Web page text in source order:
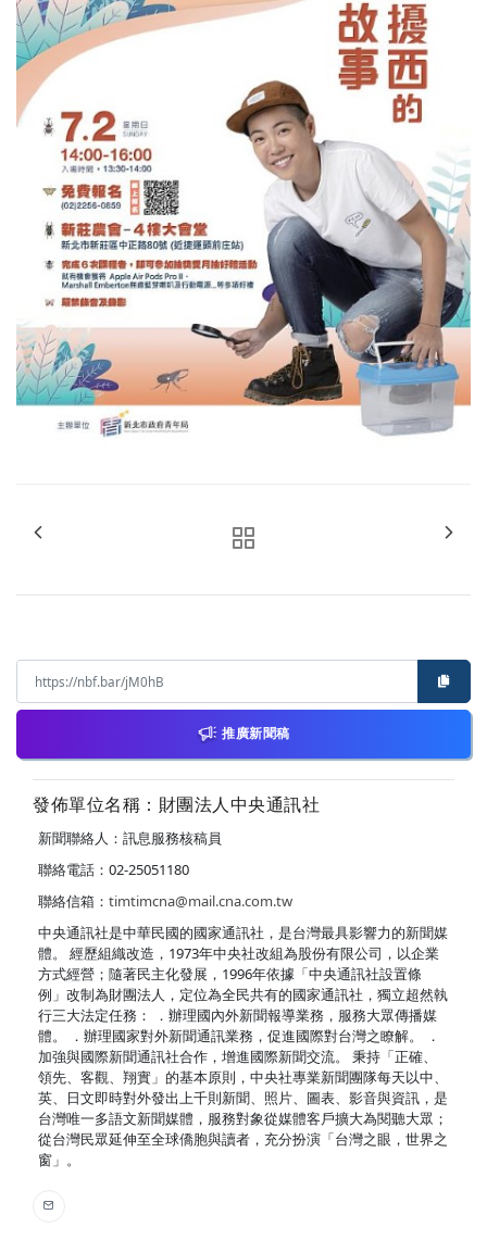
推廣新聞稿
發佈單位名稱：財團法人中央通訊社
新聞聯絡人：訊息服務核稿員
聯絡電話：02-25051180
聯絡信箱： timtimcna@mail.cna.com.tw
中央通訊社是中華民國的國家通訊社，是台灣最具影響力的新聞媒
體。 經歷組織改造，1973年中央社改組為股份有限公司，以企業
方式經營；隨著民主化發展，1996年依據「中央通訊社設置條
例」改制為財團法人，定位為全民共有的國家通訊社，獨立超然執
行三大法定任務： ．辦理國內外新聞報導業務，服務大眾傳播媒
體。 ．辦理國家對外新聞通訊業務，促進國際對台灣之瞭解。 ．
加強與國際新聞通訊社合作，增進國際新聞交流。 秉持「正確、
領先、客觀、翔實」的基本原則，中央社專業新聞團隊每天以中、
英、日文即時對外發出上千則新聞、照片、圖表、影音與資訊，是
台灣唯一多語文新聞媒體，服務對象從媒體客戶擴大為閱聽大眾；
從台灣民眾延伸至全球僑胞與讀者，充分扮演「台灣之眼，世界之
窗」。